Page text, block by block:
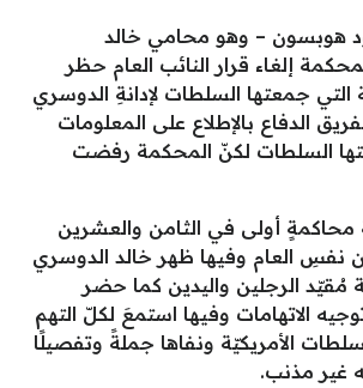
هوبسون – وهو محامي خالد
إلغاء قرار النائب العام حظر
التي جمعتها السلطات لإدانةِ الدوسري
الدفاع بالإطلاع على المعلومات
السلطات لكنّ المحكمة رفضت
أولى في الثامن والعشرين
نفسِ العام وفيها ظهر خالد الدوسري
الرجلين واليدين كما حضر
الاتهامات وفيها استمعَ لكلّ التهم
الأمريكيّة ونفاها جملةً وتفصيلًا
غير مذنب.